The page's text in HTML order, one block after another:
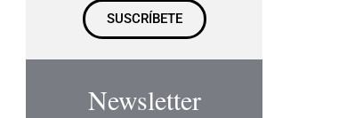
SUSCRÍBETE
Newsletter